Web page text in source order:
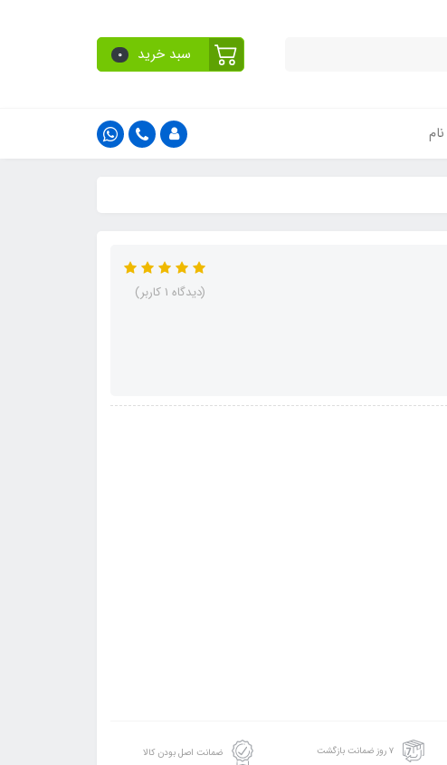
سبد خرید 0
(دیدگاه 1 کاربر)
۷ روز ضمانت بازگشت ضمانت اصل بودن کالا